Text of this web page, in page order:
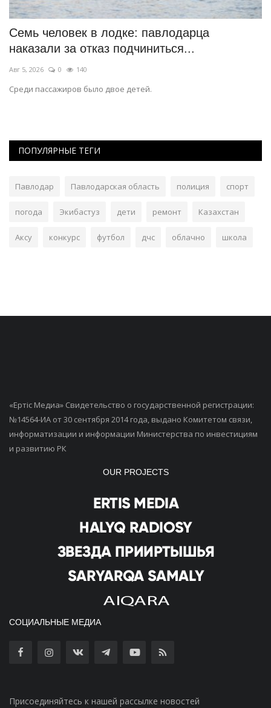
Семь человек в лодке: павлодарца
наказали за отказ подчиниться...
Авг 5, 2026 0 140
Среди пассажиров было двое детей.
ПОПУЛЯРНЫЕ ТЕГИ
Павлодар Павлодарская область полиция спорт
погода Экибастуз дети ремонт Казахстан
Аксу конкурс футбол дчс облачно школа
«Ертiс Медиа» Свидетельство о государственной регистрации:
№14564-ИА от 30 сентября 2014 года, выдано Комитетом связи,
информатизации и информации Министерства по инвестициям
и развитию РК
OUR PROJECTS
СОЦИАЛЬНЫЕ МЕДИА
Присоединяйтесь к нашей рассылке новостей